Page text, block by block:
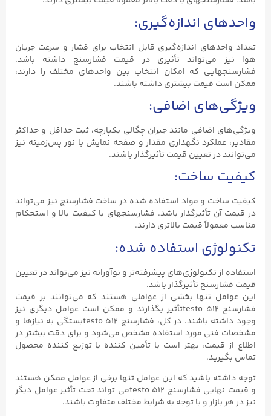
واحدهای اندازه‌گیری:
تعداد واحدهای اندازه‌گیری قابل انتخاب برای فشار و سرعت جریان
هوا نیز می‌تواند تأثیری در قیمت فشارسنج داشته باشد.
فشارسنجهایی که امکان انتخاب بین واحدهای مختلف را دارند،
ممکن است قیمت بیشتری داشته باشند.
ویژگی‌های اضافی:
ویژگی‌های اضافی مانند جبران چگالی یکپارچه، ثبت حداقل و حداکثر
مقادیر، عملکرد نگهداری مقدار و صفحه نمایش با نور پس‌زمینه نیز
می‌توانند در تعیین قیمت تأثیرگذار باشند.
کیفیت ساخت:
کیفیت ساخت و مواد استفاده شده در ساخت فشارسنج نیز می‌تواند
در قیمت آن تأثیرگذار باشد. فشارسنجهای با کیفیت بالا و استحکام
مناسب معمولاً قیمت بالاتری دارند.
تکنولوژی استفاده شده:
استفاده از تکنولوژی‌های پیشرفته‌تر و نوآورانه نیز می‌تواند در تعیین
قیمت فشارسنج تأثیرگذار باشد.
این عوامل تنها بخشی از عواملی هستند که می‌توانند بر قیمت
فشارسنج testo 512تأثیر بگذارند و ممکن است عوامل دیگری نیز
وجود داشته باشند. در کل، فشارسنج testo 512بستگی به نیازها و
مشخصات فنی مورد استفاده مشخص می‌شود و برای دقت بیشتر در
اطلاع از قیمت، بهتر است با تأمین کننده یا توزیع کننده محصول
تماس بگیرید.
توجه داشته باشید که این عوامل تنها برخی از عوامل ممکن هستند
و قیمت نهایی فشارسنج testo 512می تواند تحت تأثیر عوامل دیگر
نیز در هر بازار و با توجه به شرایط مختلف متفاوت باشند.